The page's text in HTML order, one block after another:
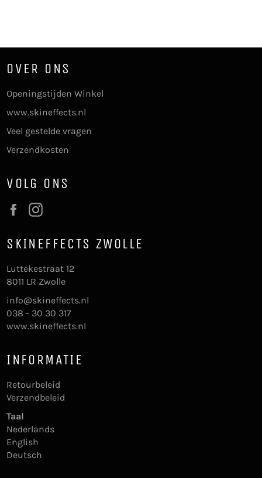
OVER ONS
Openingstijden Winkel
www.skineffects.nl
Veel gestelde vragen
Verzendkosten
VOLG ONS
Facebook
SKINEFFECTS ZWOLLE
Luttekestraat 12
8011 LR Zwolle
info@skineffects.nl
038 - 30 30 317
www.skineffects.nl
INFORMATIE
Retourbeleid
Verzendbeleid
Taal
Nederlands
English
Deutsch